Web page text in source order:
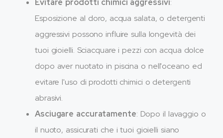
Evitare prodotti chimici aggressivi:
Esposizione al cloro, acqua salata, o detergenti
aggressivi possono influire sulla longevità dei
tuoi gioielli. Sciacquare i pezzi con acqua dolce
dopo aver nuotato in piscina o nell'oceano ed
evitare l'uso di prodotti chimici o detergenti
abrasivi.
Asciugare accuratamente: Dopo il lavaggio o
il nuoto, assicurati che i tuoi gioielli siano